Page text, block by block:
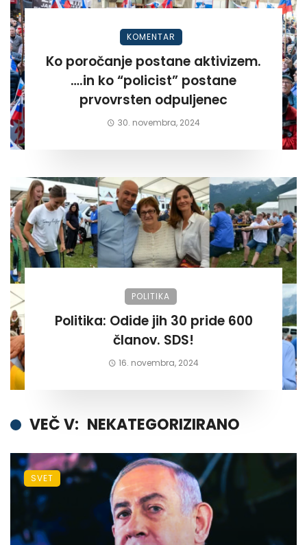
KOMENTAR
Ko poročanje postane aktivizem.
….in ko “policist” postane
prvovrsten odpuljenec
30. novembra, 2024
POLITIKA
Politika: Odide jih 30 pride 600
članov. SDS!
16. novembra, 2024
VEČ V: NEKATEGORIZIRANO
SVET